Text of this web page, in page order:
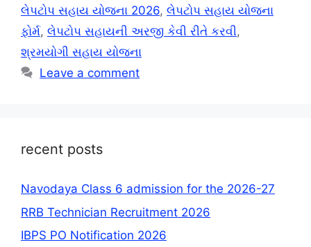
લેપટોપ સહાય યોજના 2026, લેપટોપ સહાય યોજના
ફોર્મ, લેપટોપ સહાયની અરજી કેવી રીતે કરવી,
શ્રમયોગી સહાય યોજના
Leave a comment
recent posts
Navodaya Class 6 admission for the 2026-27
RRB Technician Recruitment 2026
IBPS PO Notification 2026